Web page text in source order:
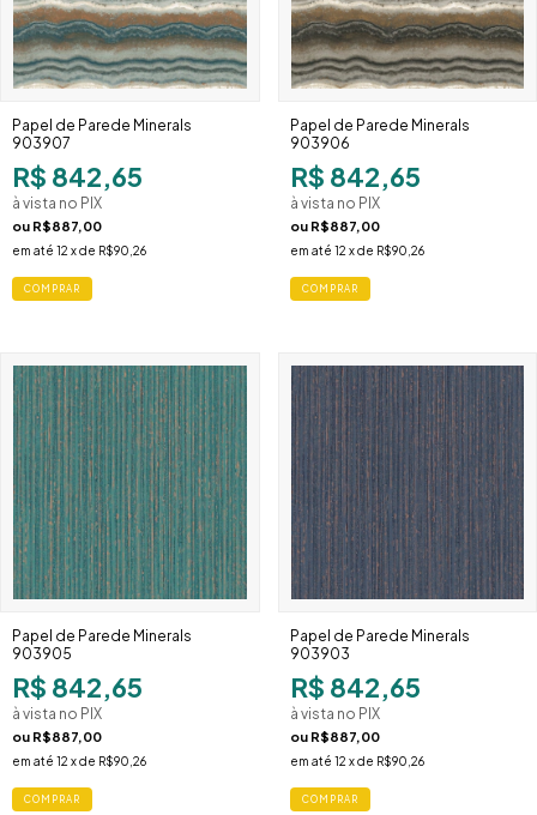
Papel de Parede Minerals
903907
R$ 842,65
à vista no PIX
ou R$887,00
em até 12 x de R$90,26
Papel de Parede Minerals
903906
R$ 842,65
à vista no PIX
ou R$887,00
em até 12 x de R$90,26
Papel de Parede Minerals
903905
R$ 842,65
à vista no PIX
ou R$887,00
em até 12 x de R$90,26
Papel de Parede Minerals
903903
R$ 842,65
à vista no PIX
ou R$887,00
em até 12 x de R$90,26